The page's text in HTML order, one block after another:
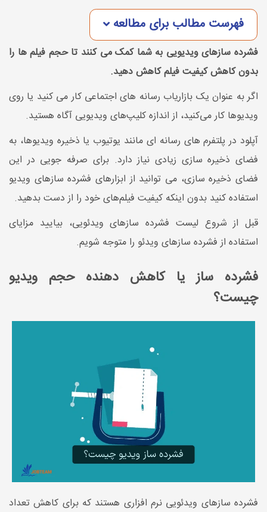
فهرست مطالب برای مطالعه
فشرده سازهای ویدیویی به شما کمک می کنند تا حجم فیلم ها را
بدون کاهش کیفیت فیلم کاهش دهید.
اگر به عنوان یک بازاریاب رسانه های اجتماعی کار می کنید یا روی
ویدیوها کار می‌کنید، از اندازه کلیپ‌های ویدیویی آگاه هستید.
آپلود در پلتفرم های رسانه ای مانند یوتیوب یا ذخیره ویدیوها، به
فضای ذخیره سازی زیادی نیاز دارد. برای صرفه جویی در این
فضای ذخیره سازی، می توانید از ابزارهای فشرده سازهای ویدیو
استفاده کنید بدون اینکه کیفیت فیلم‌های خود را از دست بدهید.
قبل از شروع لیست فشرده سازهای ویدئویی، بیایید مزایای
استفاده از فشرده سازهای ویدئو را متوجه شویم.
فشرده ساز یا کاهش دهنده حجم ویدیو
چیست؟
فشرده سازهای ویدئویی نرم افزاری هستند که برای کاهش تعداد